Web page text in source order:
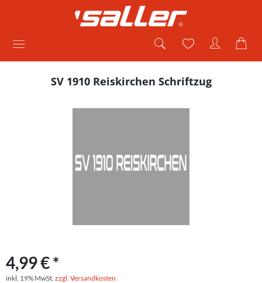
SV 1910 Reiskirchen Schriftzug
4,99 € *
inkl. 19% MwSt. zzgl. Versandkosten